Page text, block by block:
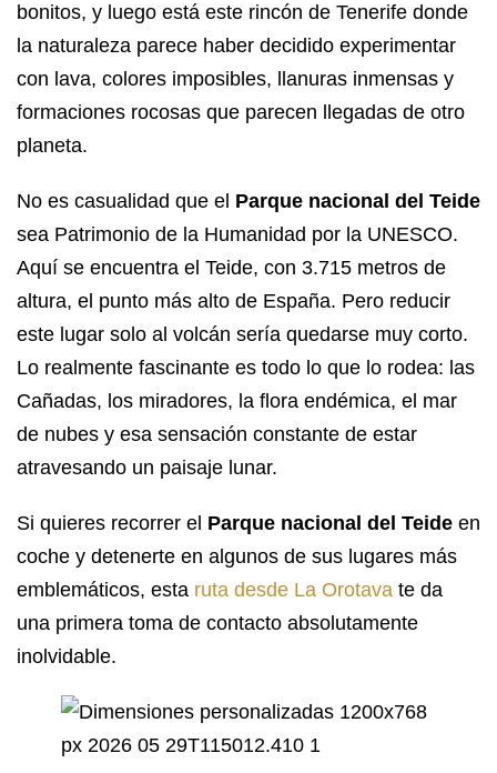
bonitos, y luego está este rincón de Tenerife donde
la naturaleza parece haber decidido experimentar
con lava, colores imposibles, llanuras inmensas y
formaciones rocosas que parecen llegadas de otro
planeta.
No es casualidad que el Parque nacional del Teide
sea Patrimonio de la Humanidad por la UNESCO.
Aquí se encuentra el Teide, con 3.715 metros de
altura, el punto más alto de España. Pero reducir
este lugar solo al volcán sería quedarse muy corto.
Lo realmente fascinante es todo lo que lo rodea: las
Cañadas, los miradores, la flora endémica, el mar
de nubes y esa sensación constante de estar
atravesando un paisaje lunar.
Si quieres recorrer el Parque nacional del Teide en
coche y detenerte en algunos de sus lugares más
emblemáticos, esta ruta desde La Orotava te da
una primera toma de contacto absolutamente
inolvidable.